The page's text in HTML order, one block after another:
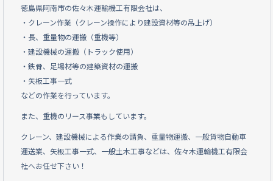
徳島県阿南市の佐々木運輸機工有限会社は、
・クレーン作業（クレーン操作により建設資材等の吊上げ）
・長、重量物の運搬（重機等）
・建設機械の運搬（トラック使用）
・鉄骨、足場材等の建築資材の運搬
・矢板工事一式
などの作業を行っています。
また、重機のリース事業もしています。
クレーン、建設機械による作業の請負、重量物運搬、一般貨物自動車
運送業、矢板工事一式、一般土木工事などは、佐々木運輸機工有限会
社へお任せ下さい！